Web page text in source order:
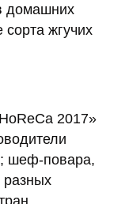
домашних
жгучих
2017»
шеф-повара,